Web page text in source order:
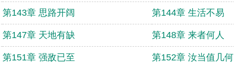
第143章 思路开阔 第144章 生活不易
第147章 天地有缺 第148章 来者何人
第151章 强敌已至 第152章 汝当值几何